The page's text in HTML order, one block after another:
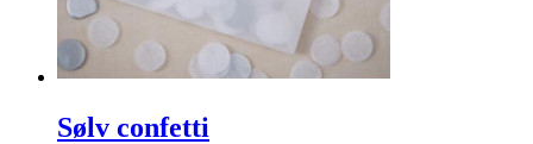
Sølv confetti